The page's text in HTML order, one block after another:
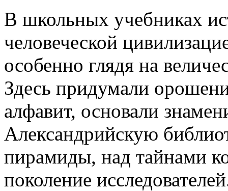
В школьных учебниках
человеческой
особенно глядя на
Здесь придумали
алфавит, основали
Александрийскую
пирамиды, над тайнами
поколение